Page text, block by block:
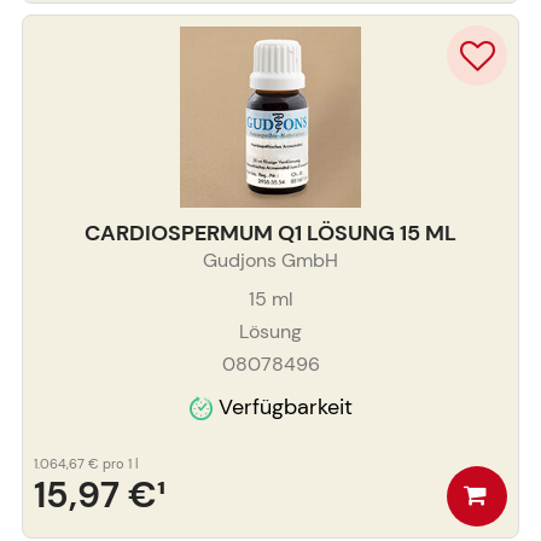
CARDIOSPERMUM Q1 LÖSUNG 15 ML
Gudjons GmbH
15 ml
Lösung
08078496
Verfügbarkeit
15,97 €¹
1.064,67 € pro 1 l